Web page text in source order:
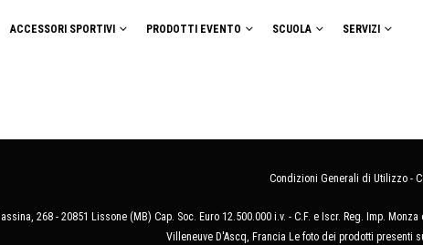
ACCESSORI SPORTIVI PRODOTTI EVENTO SCUOLA SERVIZI
Condizioni Generali di Utilizzo -
268 - 20851 Lissone (MB) Cap. Soc. Euro 12.500.000 i.v. - C.F. e Iscr. Reg. Imp.
Villeneuve D'Ascq, Francia Le foto dei prodotti presenti